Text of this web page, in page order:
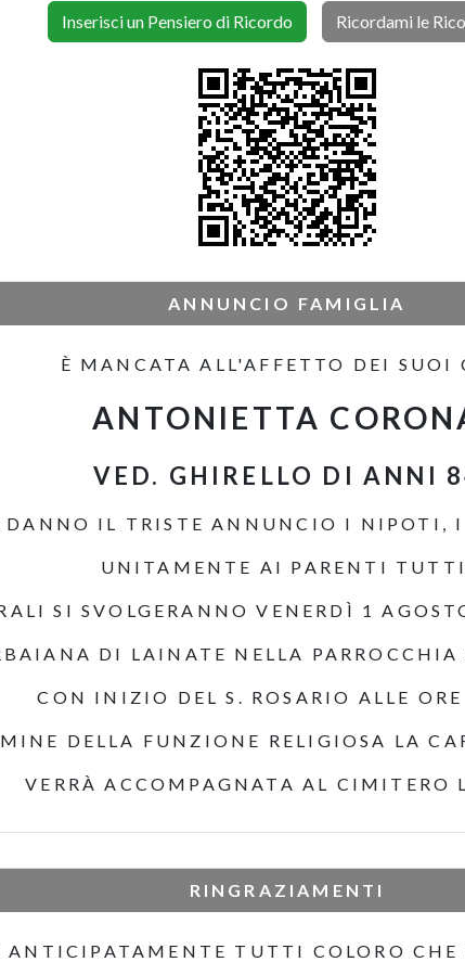
Inserisci un Pensiero di Ricordo Ricordami le
ANNUNCIO FAMIGLIA
È MANCATA ALL'AFFETTO DEI SUOI
ANTONIETTA
VED. GHIRELLO DI ANNI
DANNO IL TRISTE ANNUNCIO I NIPOTI,
UNITAMENTE AI PARENTI
SI SVOLGERANNO VENERDÌ 1
DI LAINATE NELLA PARROCCHIA
CON INIZIO DEL S. ROSARIO ALLE
DELLA FUNZIONE RELIGIOSA LA
VERRÀ ACCOMPAGNATA AL CIMITERO
RINGRAZIAMENTI
ANTICIPATAMENTE TUTTI COLORO CHE